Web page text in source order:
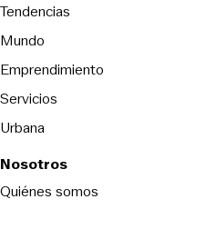
Tendencias
Mundo
Emprendimiento
Servicios
Urbana
Nosotros
Quiénes somos